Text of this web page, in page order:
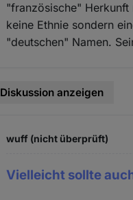
"französische" Herkunft
keine Ethnie sondern
"deutschen" Namen.
Diskussion anzeigen
wuff (nicht überprüft)
Vielleicht sollte